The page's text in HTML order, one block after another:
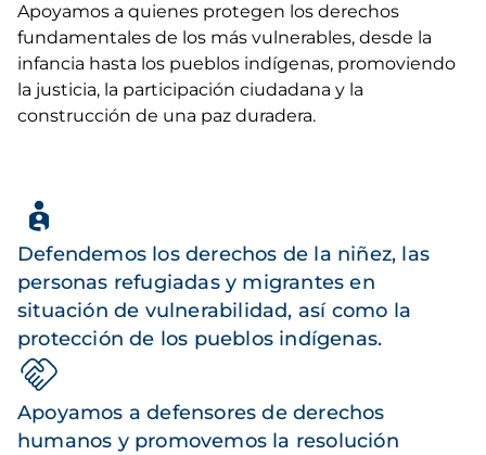
Apoyamos a quienes protegen los derechos
fundamentales de los más vulnerables, desde la
infancia hasta los pueblos indígenas, promoviendo
la justicia, la participación ciudadana y la
construcción de una paz duradera.
Defendemos los derechos de la niñez, las
personas refugiadas y migrantes en
situación de vulnerabilidad, así como la
protección de los pueblos indígenas.
Apoyamos a defensores de derechos
humanos y promovemos la resolución